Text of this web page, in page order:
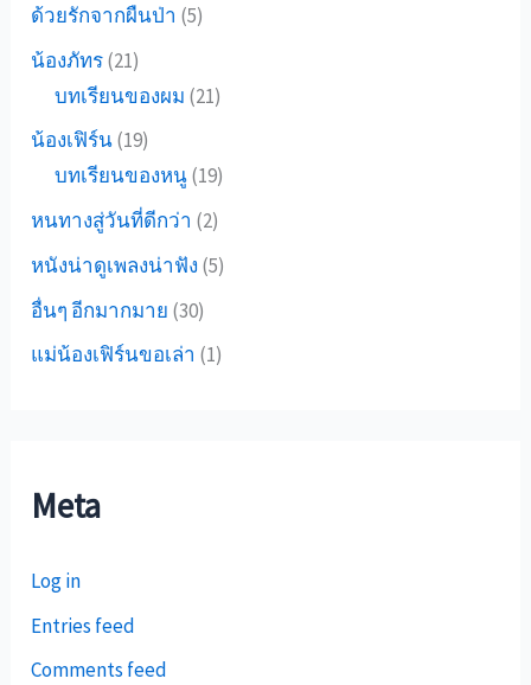
ด้วยรักจากผืนป่า (5)
น้องภัทร(21)
บทเรียนของผม (21)
น้องเฟิร์น(19)
บทเรียนของหนู(19)
หนทางสู่วันที่ดีกว่า (2)
หนังน่าดูเพลงน่าฟัง (5)
อื่นๆ อีกมากมาย (30)
แม่น้องเฟิร์นขอเล่า (1)
Meta
Log in
Entries feed
Comments feed